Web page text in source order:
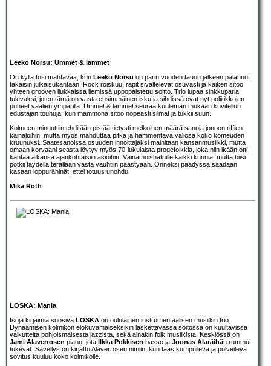
Leeko Norsu: Ummet & lammet
On kyllä tosi mahtavaa, kun Leeko Norsu on parin vuoden tauon jälkeen palannut
takaisin julkaisukantaan. Rock roiskuu, räpit sivaltelevat osuvasti ja kaiken sitoo
yhteen grooven liukkaissa liemissä uppopaistettu soitto. Trio lupaa sinkkuparia
tulevaksi, joten tämä on vasta ensimmäinen isku ja sihdissä ovat nyt poliitikkojen
puheet vaalien ympärillä. Ummet & lammet seuraa kuuleman mukaan kuvitellun
edustajan touhuja, kun mammona sitoo nopeasti silmät ja tukkii suun.
Kolmeen minuuttiin ehditään pistää tietysti melkoinen määrä sanoja jonoon riffien
kainaloihin, mutta myös mahduttaa pitkä ja hämmentävä väliosa koko komeuden
kruunuksi. Saatesanoissa osuuden innoittajaksi mainitaan kansanmusiikki, mutta
omaan korvaani seasta löytyy myös 70-lukulaista progefolkkia, joka niin ikään otti
kantaa aikansa ajankohtaisiin asioihin. Väinämöishatuille kaikki kunnia, mutta biisi
potkii täydellä terällään vasta vauhtiin päästyään. Onneksi päädyssä saadaan
kasaan loppurähinät, ettei totuus unohdu.
Mika Roth
LOSKA: Mania
Isoja kirjaimia suosiva LOSKA on oululainen instrumentaalisen musiikin trio.
Dynaamisen kolmikon elokuvamaiseksikin laskettavassa soitossa on kuultavissa
vaikutteita pohjoismaisesta jazzista, sekä ainakin folk musiikista. Keskiössä on
Jami Alaverrosen piano, jota Ilkka Pokkisen basso ja Joonas Alaräihän rummut
tukevat. Sävellys on kirjattu Alaverrosen nimiin, kun taas kumpuileva ja polveileva
sovitus kuuluu koko kolmikolle.